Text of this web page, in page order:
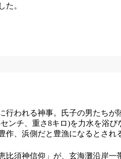
た。
われる神事。氏子の男たちが
ンチ、重さ8キロ)を力水を浴び
、浜側だと豊漁になるとされ
須神信仰」が、玄海灘沿岸一